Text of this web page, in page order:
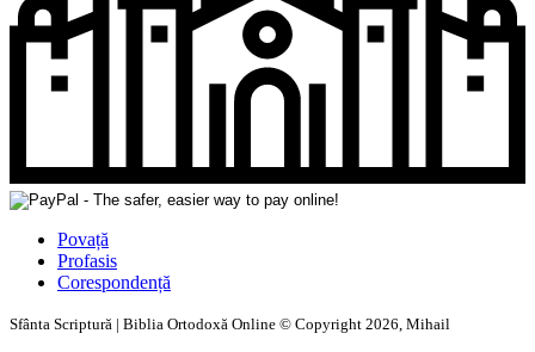
Povață
Profasis
Corespondență
Sfânta Scriptură | Biblia Ortodoxă Online © Copyright 2026, Mihail